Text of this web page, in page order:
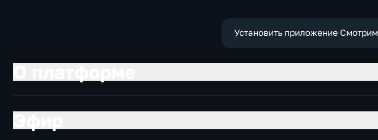
Установить приложение Смотрим